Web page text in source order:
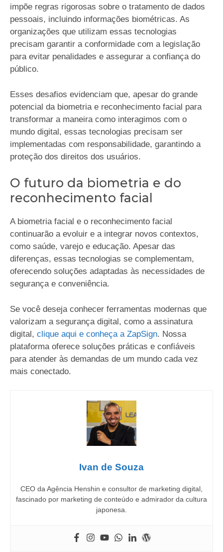
impõe regras rigorosas sobre o tratamento de dados
pessoais, incluindo informações biométricas. As
organizações que utilizam essas tecnologias
precisam garantir a conformidade com a legislação
para evitar penalidades e assegurar a confiança do
público.
Esses desafios evidenciam que, apesar do grande
potencial da biometria e reconhecimento facial para
transformar a maneira como interagimos com o
mundo digital, essas tecnologias precisam ser
implementadas com responsabilidade, garantindo a
proteção dos direitos dos usuários.
O futuro da biometria e do
reconhecimento facial
A biometria facial e o reconhecimento facial
continuarão a evoluir e a integrar novos contextos,
como saúde, varejo e educação. Apesar das
diferenças, essas tecnologias se complementam,
oferecendo soluções adaptadas às necessidades de
segurança e conveniência.
Se você deseja conhecer ferramentas modernas que
valorizam a segurança digital, como a assinatura
digital, clique aqui e conheça a ZapSign. Nossa
plataforma oferece soluções práticas e confiáveis
para atender às demandas de um mundo cada vez
mais conectado.
Ivan de Souza
CEO da Agência Henshin e consultor de marketing digital,
fascinado por marketing de conteúdo e admirador da cultura
japonesa.